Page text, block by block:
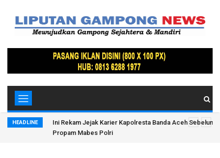
HEADLINE
Ratusan
Ini Rekam Jejak Karier Kapolresta Banda Aceh Sebelum
Propam Mabes Polri